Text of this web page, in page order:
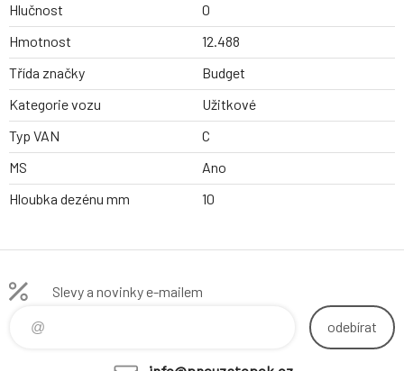
Hlučnost
0
Hmotnost
12.488
Třída značky
Budget
Kategorie vozu
Užitkové
Typ VAN
C
MS
Ano
Hloubka dezénu mm
10
Slevy a novinky e-mailem
odebírat